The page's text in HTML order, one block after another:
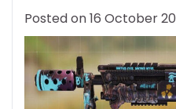
Posted on16 October